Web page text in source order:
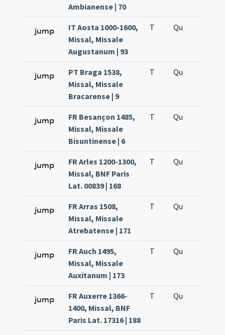
Ambianense | 70
jump
IT Aosta 1000-1600,
Missal, Missale
Augustanum | 93
T Qu
jump
PT Braga 1538,
Missal, Missale
Bracarense | 9
T Qu
jump
FR Besançon 1485,
Missal, Missale
Bisuntinense | 6
T Qu
jump
FR Arles 1200-1300,
Missal, BNF Paris
Lat. 00839 | 168
T Qu
jump
FR Arras 1508,
Missal, Missale
Atrebatense | 171
T Qu
jump
FR Auch 1495,
Missal, Missale
Auxitanum | 173
T Qu
jump
FR Auxerre 1366-
1400, Missal, BNF
Paris Lat. 17316 | 188
T Qu